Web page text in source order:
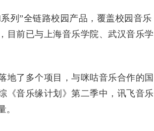
”全链路校园产品，覆盖校园音乐
目前已与上海音乐学院、武汉音乐学
了多个项目，与咪咕音乐合作的国
《音乐缘计划》第二季中，讯飞音乐
。